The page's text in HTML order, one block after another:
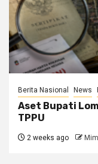
Berita Nasional News
Aset Bupati
TPPU
2 weeks ago